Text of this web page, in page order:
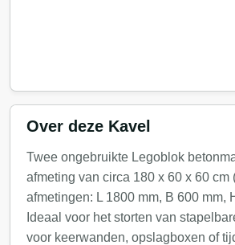
Over deze Kavel
Twee ongebruikte Legoblok
afmeting van circa 180 x 60 x 60 cm
afmetingen: L 1800 mm, B 600 mm,
Ideaal voor het storten van
voor keerwanden, opslagboxen of